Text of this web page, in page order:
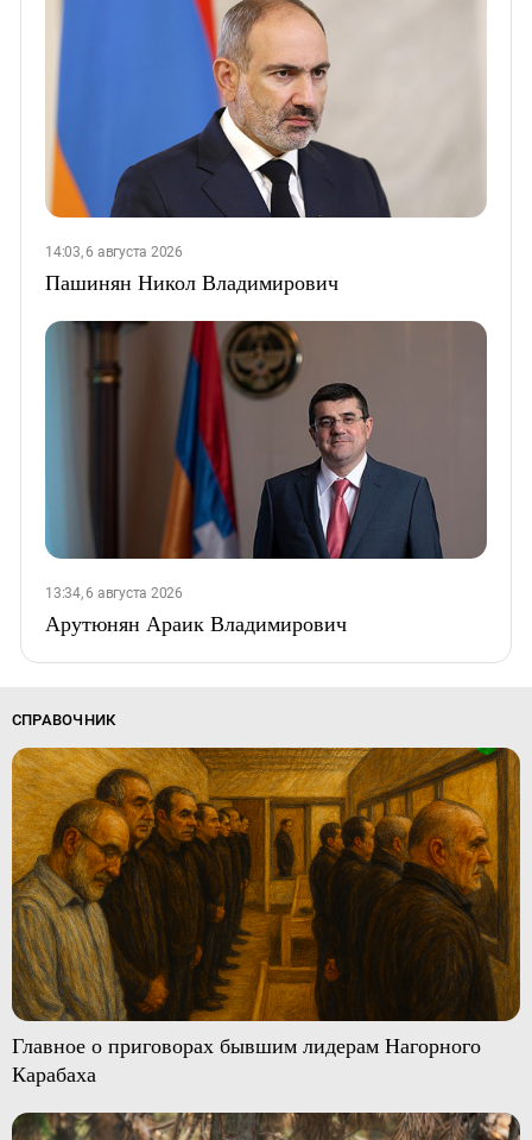
14:03, 6 августа 2026
Пашинян Никол Владимирович
13:34, 6 августа 2026
Арутюнян Араик Владимирович
СПРАВОЧНИК
Главное о приговорах бывшим лидерам Нагорного
Карабаха